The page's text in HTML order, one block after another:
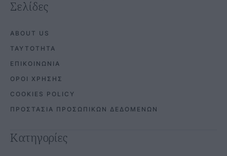
Σελίδες
ABOUT US
ΤΑΥΤΟΤΗΤΑ
ΕΠΙΚΟΙΝΩΝΙΑ
ΟΡΟΙ ΧΡΗΣΗΣ
COOKIES POLICY
ΠΡΟΣΤΑΣΙΑ ΠΡΟΣΩΠΙΚΩΝ ΔΕΔΟΜΕΝΩΝ
Κατηγορίες